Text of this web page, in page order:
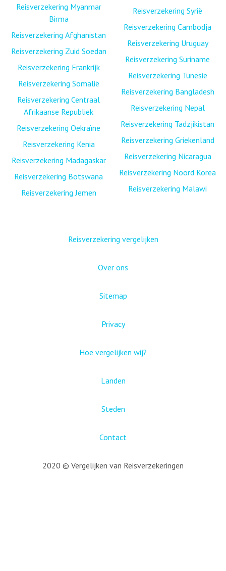
Reisverzekering Myanmar
Birma
Reisverzekering Afghanistan
Reisverzekering Zuid Soedan
Reisverzekering Frankrijk
Reisverzekering Somalië
Reisverzekering Centraal
Afrikaanse Republiek
Reisverzekering Oekraïne
Reisverzekering Kenia
Reisverzekering Madagaskar
Reisverzekering Botswana
Reisverzekering Jemen
Reisverzekering Syrië
Reisverzekering Cambodja
Reisverzekering Uruguay
Reisverzekering Suriname
Reisverzekering Tunesië
Reisverzekering Bangladesh
Reisverzekering Nepal
Reisverzekering Tadzjikistan
Reisverzekering Griekenland
Reisverzekering Nicaragua
Reisverzekering Noord Korea
Reisverzekering Malawi
Reisverzekering vergelijken
Over ons
Sitemap
Privacy
Hoe vergelijken wij?
Landen
Steden
Contact
2020 © Vergelijken van Reisverzekeringen